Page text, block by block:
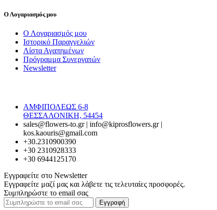
Ο Λογαριασμός μου
Ο Λογαριασμός μου
Ιστορικό Παραγγελιών
Λίστα Αγαπημένων
Πρόγραμμα Συνεργατών
Newsletter
ΑΜΦΙΠΟΛΕΩΣ 6-8
ΘΕΣΣΑΛΟΝΙΚΗ, 54454
sales@flowers-to.gr | info@kiprosflowers.gr |
kos.kaouris@gmail.com
+30.2310900390
+30 2310928333
+30 6944125170
Εγγραφείτε στο Newsletter
Εγγραφείτε μαζί μας και λάβετε τις τελευταίες προσφορές.
Συμπληρώστε το email σας
Εγγραφή